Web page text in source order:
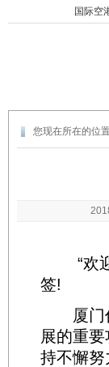
国际空
您现在所在的位置
“欢迎
签!
厦门作
展的重
持不懈